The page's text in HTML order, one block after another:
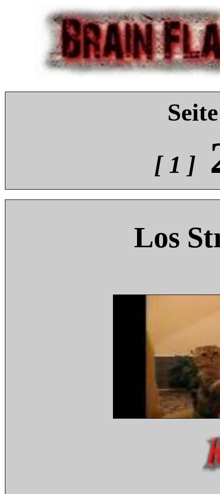
[ 1 ]
Los